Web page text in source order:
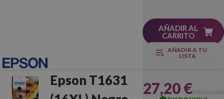
AÑADIR AL
CARRITO
AÑADIR A TU
LISTA
Epson T1631
27,20 €IVA incluido